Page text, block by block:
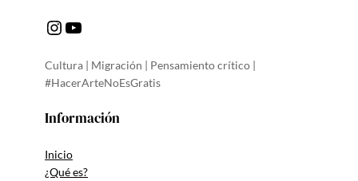
Instagram YouTube
Cultura | Migración | Pensamiento crítico |
#HacerArteNoEsGratis
Información
Inicio
¿Qué es?